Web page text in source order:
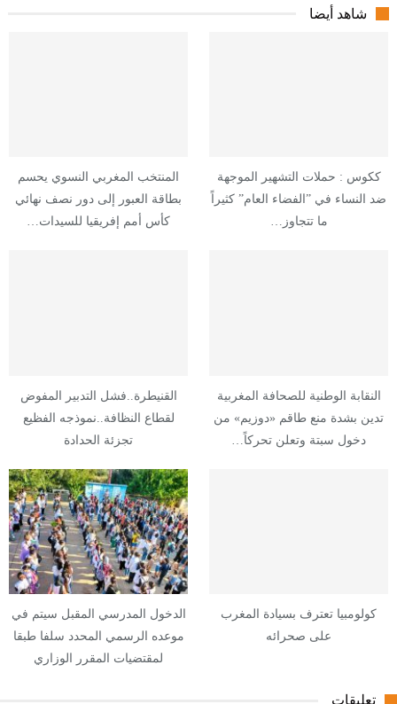
شاهد أيضا
ككوس : حملات التشهير الموجهة
ضد النساء في ”الفضاء العام” كثيراً
ما تتجاوز…
المنتخب المغربي النسوي يحسم
بطاقة العبور إلى دور نصف نهائي
كأس أمم إفريقيا للسيدات…
النقابة الوطنية للصحافة المغربية
تدين بشدة منع طاقم «دوزيم» من
دخول سبتة وتعلن تحركاً…
القنيطرة..فشل التدبير المفوض
لقطاع النظافة..نموذجه الفظيع
تجزئة الحدادة
كولومبيا تعترف بسيادة المغرب
على صحرائه
الدخول المدرسي المقبل سیتم في
موعده الرسمي المحدد سلفا طبقا
لمقتضیات المقرر الوزاري
تعليقات